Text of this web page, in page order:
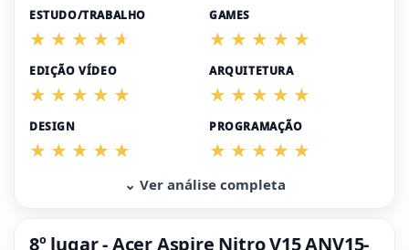
ESTUDO/TRABALHO GAMES
EDIÇÃO VÍDEO ARQUITETURA
DESIGN PROGRAMAÇÃO
⌄ Ver análise completa
8º lugar - Acer Aspire Nitro V15 ANV15-